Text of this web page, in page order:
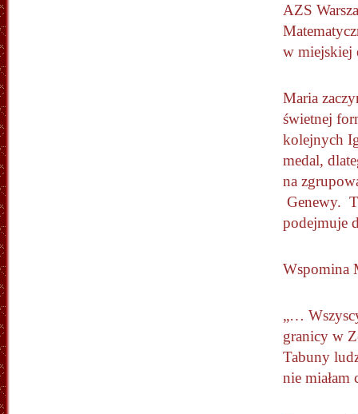
AZS
w miejskiej
Maria
świetnej
kolejnych
medal,
na
Genewy.
podejmuje
Wspomina
„…
granicy w
Tabuny
nie